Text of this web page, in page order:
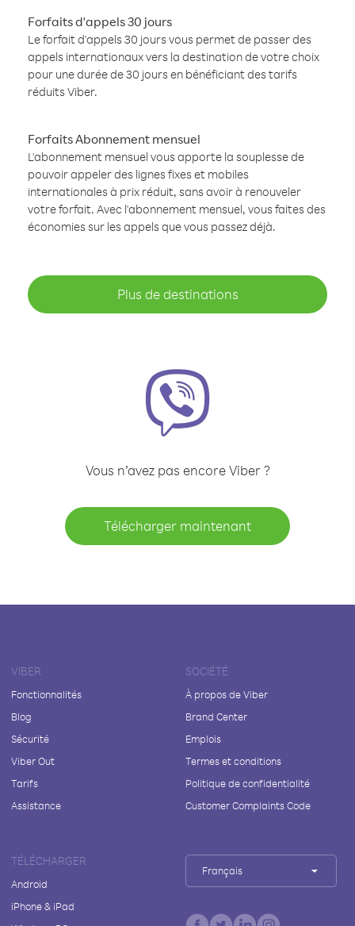
Forfaits d'appels 30 jours
Le forfait d'appels 30 jours vous permet de passer des
appels internationaux vers la destination de votre choix
pour une durée de 30 jours en bénéficiant des tarifs
réduits Viber.
Forfaits Abonnement mensuel
L'abonnement mensuel vous apporte la souplesse de
pouvoir appeler des lignes fixes et mobiles
internationales à prix réduit, sans avoir à renouveler
votre forfait. Avec l'abonnement mensuel, vous faites des
économies sur les appels que vous passez déjà.
Plus de destinations
Vous n’avez pas encore Viber ?
Télécharger maintenant
VIBER
Fonctionnalités
Blog
Sécurité
Viber Out
Tarifs
Assistance
SOCIÉTÉ
À propos de Viber
Brand Center
Emplois
Termes et conditions
Politique de confidentialité
Customer Complaints Code
TÉLÉCHARGER
Android
iPhone & iPad
Français